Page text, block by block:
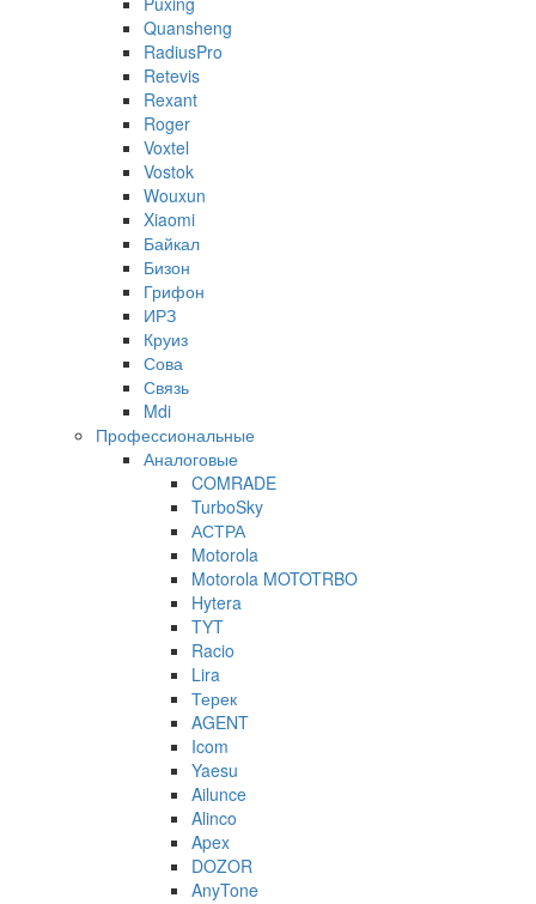
Quansheng
RadiusPro
Retevis
Rexant
Roger
Voxtel
Vostok
Wouxun
Xiaomi
Байкал
Бизон
Грифон
ИРЗ
Круиз
Сова
Связь
Mdi
Профессиональные
Аналоговые
COMRADE
TurboSky
АСТРА
Motorola
Motorola MOTOTRBO
Hytera
TYT
Racio
Lira
Терек
AGENT
Icom
Yaesu
Ailunce
Alinco
Apex
DOZOR
AnyTone